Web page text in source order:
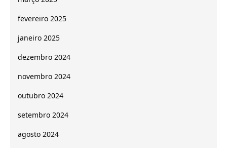
fevereiro 2025
janeiro 2025
dezembro 2024
novembro 2024
outubro 2024
setembro 2024
agosto 2024